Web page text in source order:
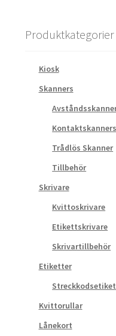
Produktkategorier
Kiosk
Skanners
Kontaktskanners
Trådlös Skanner
Tillbehör
Skrivare
Kvittoskrivare
Etikettskrivare
Skrivartillbehör
Etiketter
Kvittorullar
Lånekort